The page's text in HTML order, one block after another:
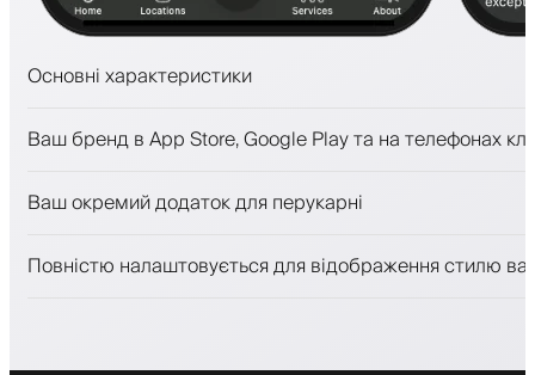
Основні характеристики
Платежі, застава
Залучайте клієнтів за допомогою програми
Ваш бренд в App Store, Google Play та на телефонах
Ваш окремий додаток для перукарні
Повністю налаштовується для відображення стилю